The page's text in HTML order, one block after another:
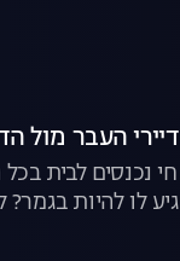
חי נכנסים
לו להיות